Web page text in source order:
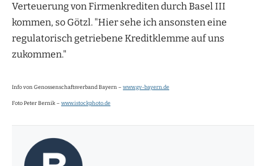
Verteuerung von Firmenkrediten durch Basel III
kommen, so Götzl. "Hier sehe ich ansonsten eine
regulatorisch getriebene Kreditklemme auf uns
zukommen."
Info von Genossenschaftsverband Bayern – www.gv-bayern.de
Foto Peter Bernik – www.istockphoto.de